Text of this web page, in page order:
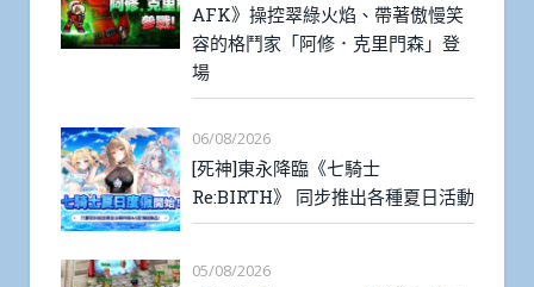
AFK》操控翠綠火焰、帶著傲慢笑
容的格鬥家「阿修．克里門森」登
場
06/08/2026
[死神]東永降臨《七騎士
Re:BIRTH》 同步推出各種夏日活動
05/08/2026